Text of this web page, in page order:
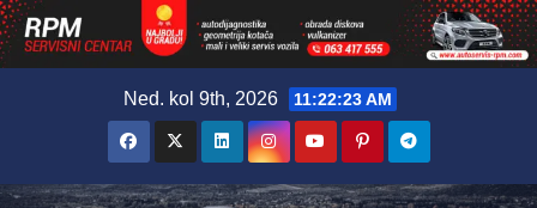
Ned. kol 9th, 2026 11:22:25 AM